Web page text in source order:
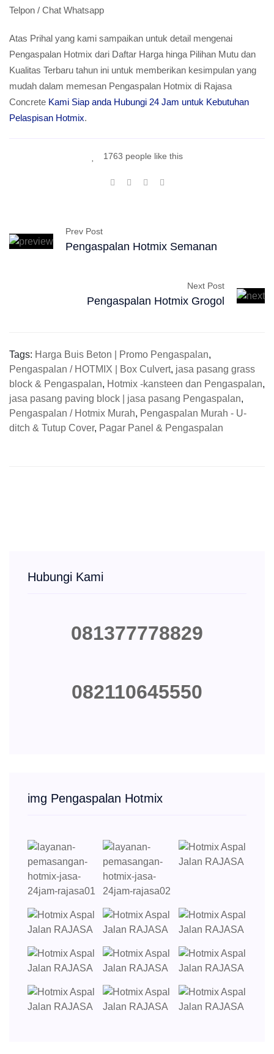
Telpon / Chat Whatsapp
Atas Prihal yang kami sampaikan untuk detail mengenai
Pengaspalan Hotmix dari Daftar Harga hinga Pilihan Mutu dan
Kualitas Terbaru tahun ini untuk memberikan kesimpulan yang
mudah dalam memesan Pengaspalan Hotmix di Rajasa
Concrete Kami Siap anda Hubungi 24 Jam untuk Kebutuhan
Pelaspisan Hotmix.
1763 people like this
Prev Post
Pengaspalan Hotmix Semanan
Next Post
Pengaspalan Hotmix Grogol
Tags: Harga Buis Beton | Promo Pengaspalan,
Pengaspalan / HOTMIX | Box Culvert, jasa pasang grass
block & Pengaspalan, Hotmix -kansteen dan Pengaspalan,
jasa pasang paving block | jasa pasang Pengaspalan,
Pengaspalan / Hotmix Murah, Pengaspalan Murah - U-
ditch & Tutup Cover, Pagar Panel & Pengaspalan
Hubungi Kami
081377778829
082110645550
img Pengaspalan Hotmix